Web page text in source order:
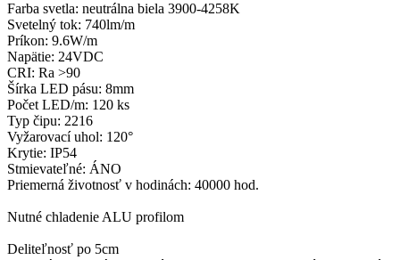
Farba svetla: neutrálna biela 3900-4258K
Svetelný tok: 740lm/m
Príkon: 9.6W/m
Napätie: 24VDC
CRI: Ra >90
Šírka LED pásu: 8mm
Počet LED/m: 120 ks
Typ čipu: 2216
Vyžarovací uhol: 120°
Krytie: IP54
Stmievateľné: ÁNO
Priemerná životnosť v hodinách: 40000 hod.
Nutné chladenie ALU profilom
Deliteľnosť po 5cm